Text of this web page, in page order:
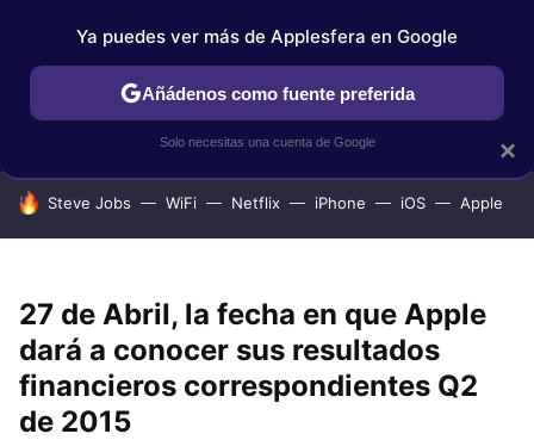
IPHONE TUTORIALES APPLESFERA SELECCIÓN
HOY SE HABLA DE
Steve Jobs WiFi Netflix iPhone iOS Apple
27 de Abril, la fecha en que Apple
dará a conocer sus resultados
financieros correspondientes Q2
de 2015
×
Ya puedes ver más de Applesfera en Google
Añádenos como fuente preferida
Solo necesitas una cuenta de Google